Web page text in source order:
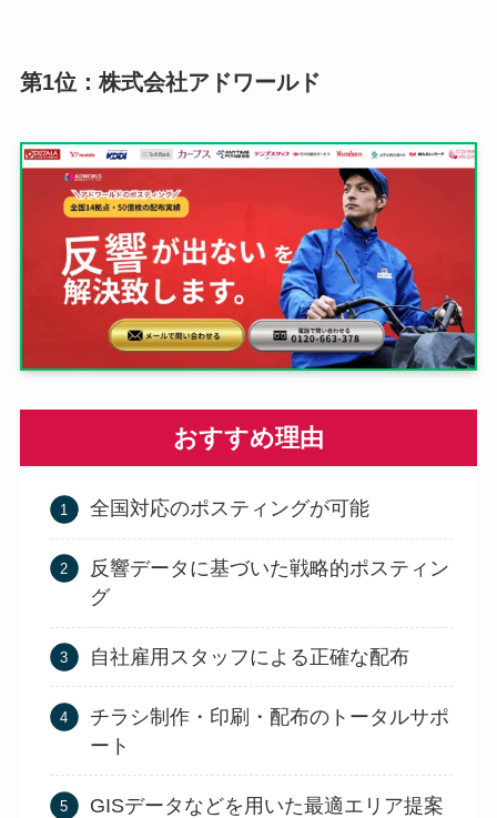
第1位：株式会社アドワールド
おすすめ理由
全国対応のポスティングが可能
反響データに基づいた戦略的ポスティン
グ
自社雇用スタッフによる正確な配布
チラシ制作・印刷・配布のトータルサポ
ート
GISデータなどを用いた最適エリア提案